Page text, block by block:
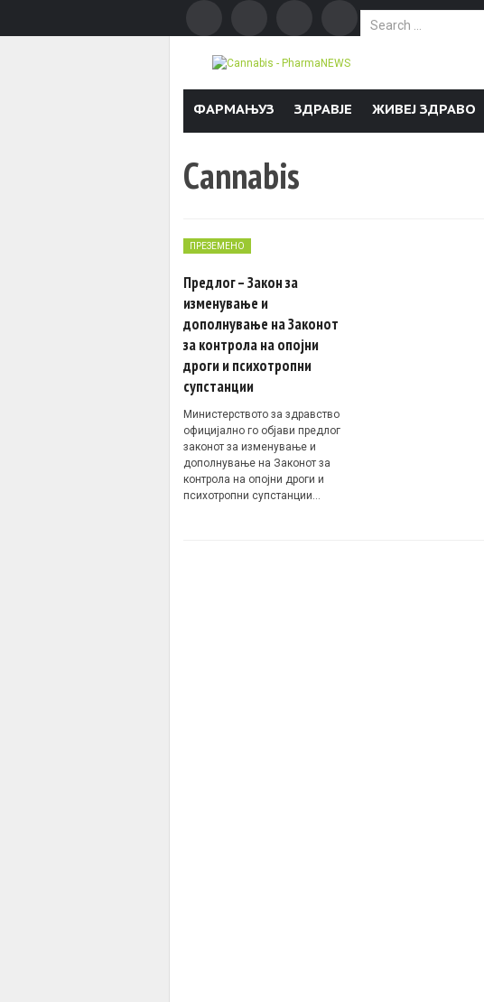
Search for:
ФАРМАЊУЗ ЗДРАВЈЕ ЖИВЕЈ ЗДРАВО
Cannabis
ПРЕЗЕМЕНО
Предлог – Закон за
изменување и
дополнување на Законот
за контрола на опојни
дроги и психотропни
супстанции
Министерството за здравство
официјално го објави предлог
законот за изменување и
дополнување на Законот за
контрола на опојни дроги и
психотропни супстанции…